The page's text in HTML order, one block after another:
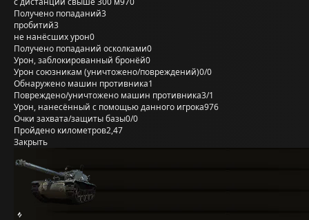
Получено попаданий3
пробитий3
не нанёсших урон0
Получено попаданий осколками0
Урон, заблокированный бронёй0
Урон союзникам (уничтожено/повреждений)0/0
Обнаружено машин противника1
Повреждено/уничтожено машин противника3/1
Урон, нанесённый с помощью данного игрока976
Очки захвата/защиты базы0/0
Пройдено километров2,47
Закрыть